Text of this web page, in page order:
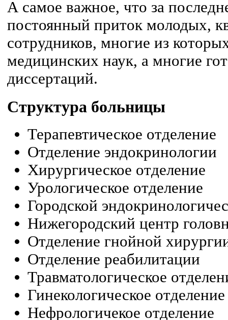
А самое важное, что за
постоянный приток молодых,
сотрудников, многие из
медицинских наук, а многие
диссертаций.
Структура больницы
Терапевтическое отделение
Отделение эндокринологии
Хирургическое отделение
Урологическое отделение
Городской
Нижегородский центр
Отделение гнойной
Отделение реабилитации
Травматологическое
Гинекологическое отделение
Нефрологичекое отделение